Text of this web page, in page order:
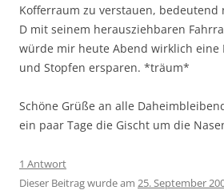
Kofferraum zu verstauen, bedeutend
D mit seinem herausziehbaren
würde mir heute Abend wirklich eine
und Stopfen ersparen. *träum*
Schöne Grüße an alle
ein paar Tage die Gischt um die
1 Antwort
Dieser Beitrag wurde am 25. September